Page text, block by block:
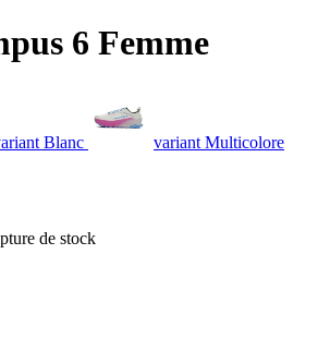
6 Femme
Blanc variant Multicolore
de stock